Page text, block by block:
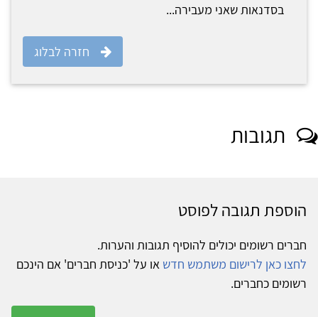
בסדנאות שאני מעבירה...
חזרה לבלוג
תגובות
הוספת תגובה לפוסט
חברים רשומים יכולים להוסיף תגובות והערות.
לחצו כאן לרישום משתמש חדש או על 'כניסת חברים' אם הינכם
רשומים כחברים.